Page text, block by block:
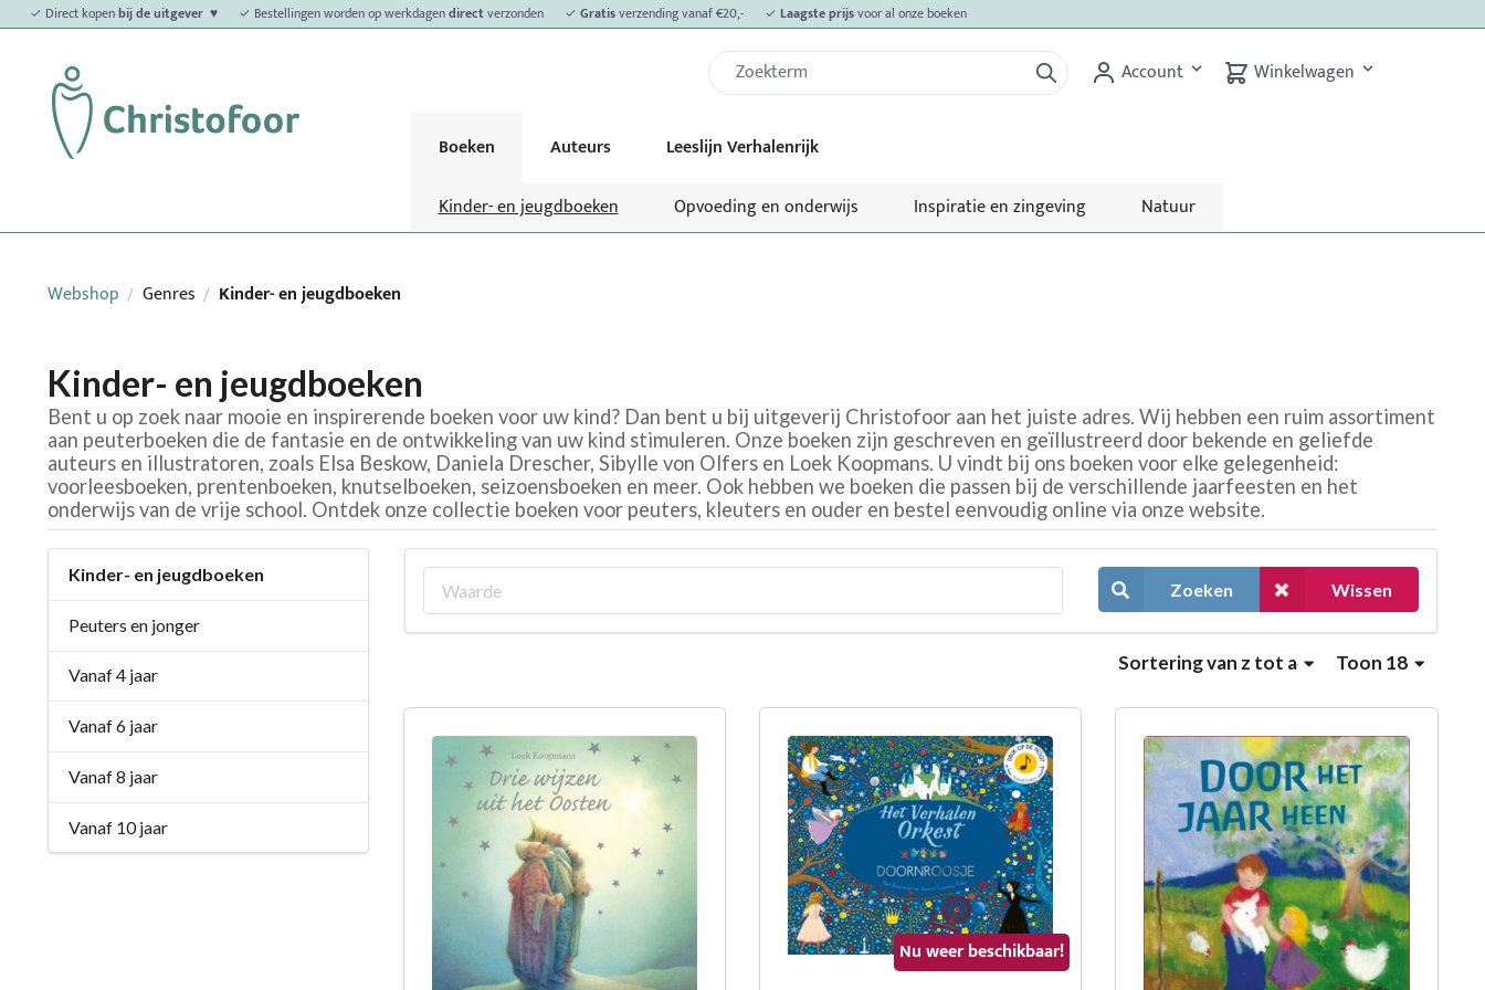
✓ Direct kopenbij de uitgever ♥ ✓ Bestellingen worden op werkdagendirectverzonden ✓ Gratisverzending vanaf €20,- ✓ Laagste prijsvoor al onze boeken
Account Winkelwagen
Boeken Auteurs
Leeslijn Verhalenrijk
Kinder- en jeugdboeken
Opvoeding en onderwijs Inspiratie en zingeving Natuur
Webshop / Genres / Kinder- en jeugdboeken
Kinder- en jeugdboeken
Bent u op zoek naar mooie en inspirerende boeken voor uw kind? Dan bent u bij uitgeverij Christofoor aan het juiste adres. Wij hebben een ruim assortiment
aan peuterboeken die de fantasie en de ontwikkeling van uw kind stimuleren. Onze boeken zijn geschreven en geïllustreerd door bekende en geliefde
auteurs en illustratoren, zoals Elsa Beskow, Daniela Drescher, Sibylle von Olfers en Loek Koopmans. U vindt bij ons boeken voor elke gelegenheid:
voorleesboeken, prentenboeken, knutselboeken, seizoensboeken en meer. Ook hebben we boeken die passen bij de verschillende jaarfeesten en het
onderwijs van de vrije school. Ontdek onze collectie boeken voor peuters, kleuters en ouder en bestel eenvoudig online via onze website.
Kinder- en jeugdboeken
Peuters en jonger
Vanaf 4 jaar
Vanaf 6 jaar
Vanaf 8 jaar
Vanaf 10 jaar
Zoeken Wissen
Toon 18
Sorteringvan z tot a
Nu weer beschikbaar!